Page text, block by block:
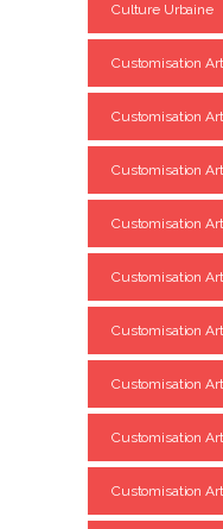
Culture Urbaine
Customisation
Customisation
Customisation
Customisation
Customisation
Customisation
Customisation
Customisation
Customisation